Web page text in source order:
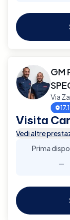
GM
Via
Visita
Vedi altre
Prima
-